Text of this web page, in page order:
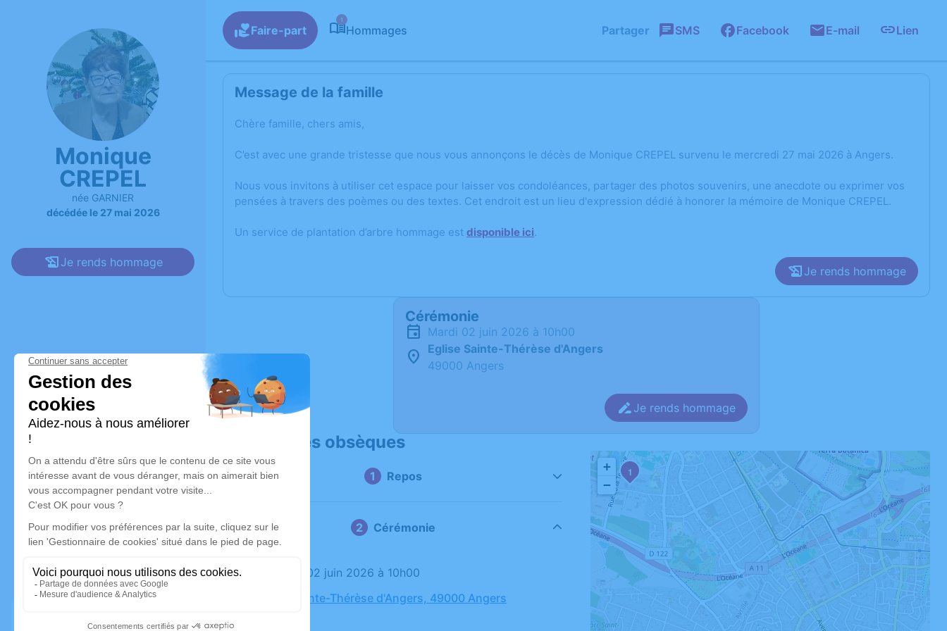
Monique
CREPEL
née GARNIER
décédée le 27 mai 2026
Je rends hommage
Faire-part
1
Hommages Partager SMS Facebook E-mail Lien
Message de la famille
Chère famille, chers amis,
C’est avec une grande tristesse que nous vous annonçons le décès de Monique CREPEL survenu le mercredi 27 mai 2026 à Angers.
Nous vous invitons à utiliser cet espace pour laisser vos condoléances, partager des photos souvenirs, une anecdote ou exprimer vos
pensées à travers des poèmes ou des textes. Cet endroit est un lieu d'expression dédié à honorer la mémoire de Monique CREPEL.
Un service de plantation d’arbre hommage est disponible ici.
Je rends hommage
Cérémonie
mardi 02 juin 2026 à 10h00
Eglise Sainte-Thérèse d'Angers
49000 Angers
Je rends hommage
Déroulé des obsèques
Repos
Cérémonie
Le mardi 02 juin 2026 à 10h00
Eglise Sainte-Thérèse d'Angers, 49000 Angers
1
+
−